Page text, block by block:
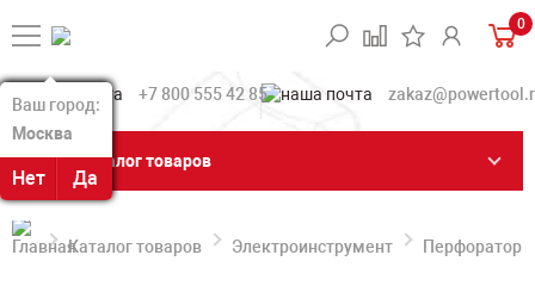
Ваш город:
Москва
Нет Да
Ваш город:
Москва
Нет Да
0
+7 800 555 42 85
Каталог товаров
Каталог товаров Электроинструмент Перфораторы